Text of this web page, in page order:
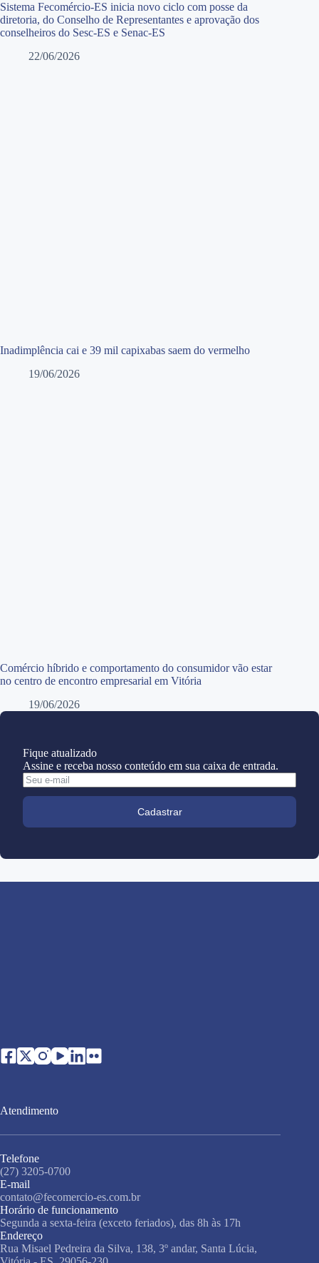
Sistema Fecomércio-ES inicia novo ciclo com posse da
diretoria, do Conselho de Representantes e aprovação dos
conselheiros do Sesc-ES e Senac-ES
22/06/2026
Inadimplência cai e 39 mil capixabas saem do vermelho
19/06/2026
Comércio híbrido e comportamento do consumidor vão estar
no centro de encontro empresarial em Vitória
19/06/2026
Fique atualizado
Assine e receba nosso conteúdo em sua caixa de entrada.
Cadastrar
Atendimento
Telefone
(27) 3205-0700
E-mail
contato@fecomercio-es.com.br
Horário de funcionamento
Segunda a sexta-feira (exceto feriados), das 8h às 17h
Endereço
Rua Misael Pedreira da Silva, 138, 3º andar, Santa Lúcia,